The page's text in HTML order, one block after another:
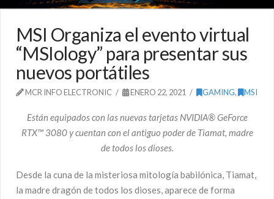
MSI Organiza el evento virtual
“MSIology” para presentar sus
nuevos portátiles
MCR INFO ELECTRONIC ENERO 22, 2021 GAMING, MSI
Están equipados con las nuevas tarjetas NVIDIA® GeForce
RTX™ 3080 y cuentan con el antiguo poder de Tiamat, madre
de todos los dioses.
Desde la cuna de la misteriosa mitología babilónica, Tiamat,
la madre dragón de todos los dioses, aparece de forma